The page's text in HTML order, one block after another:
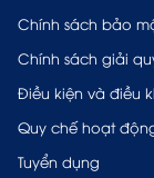
Chính sách bảo
Chính sách giải
Điều kiện và điều
Quy chế hoạt
Tuyển dụng